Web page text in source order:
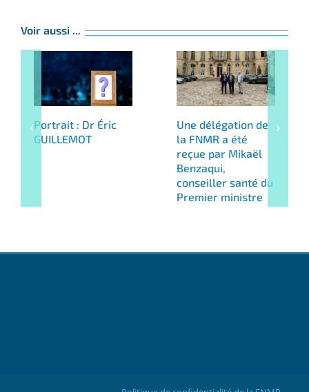
Voir aussi ...
Portrait : Dr Éric
GUILLEMOT
Une délégation de
la FNMR a été
reçue par Mikaël
Benzaqui,
conseiller santé du
Premier ministre